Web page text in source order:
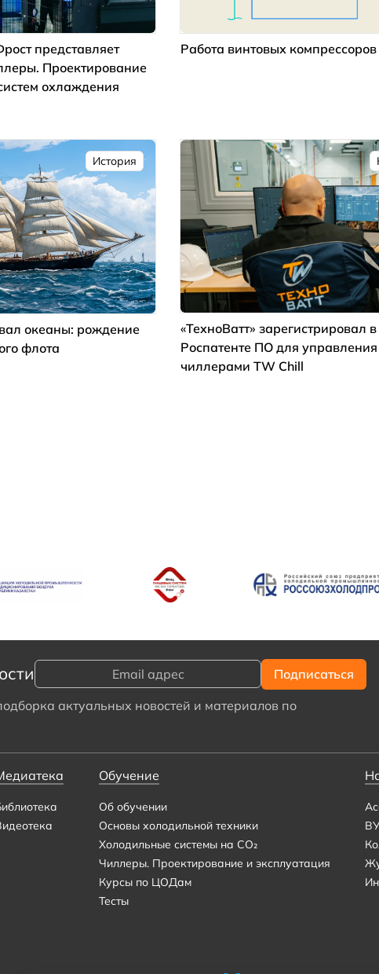
представляет
Проектирование
охлаждения
Работа винтовых
История
океаны: рождение
флота
«ТехноВатт» зарегистрировал в
Роспатенте ПО для управления
чиллерами TW Chill
актуальных новостей и материалов по
Обучение
Об обучении
Основы холодильной техники
Холодильные системы на CO₂
Чиллеры. Проектирование и эксплуатация
Курсы по ЦОДам
Тесты